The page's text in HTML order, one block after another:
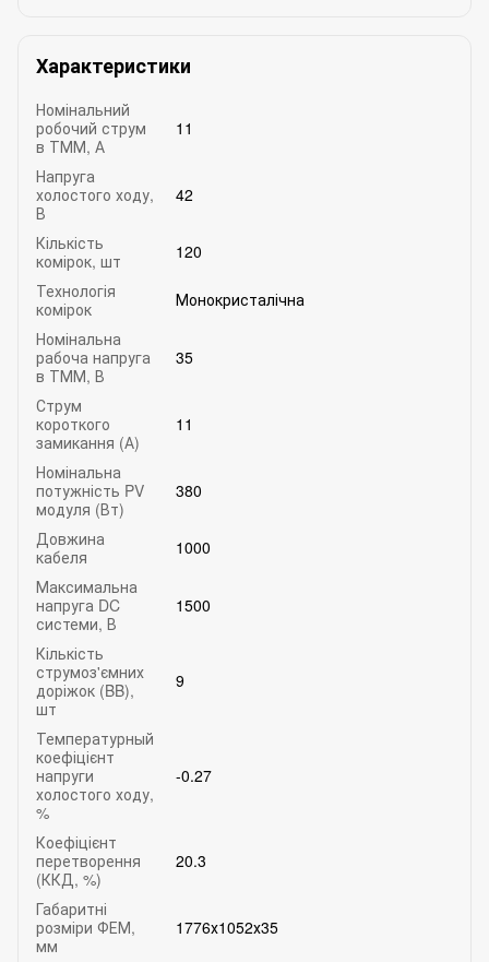
Характеристики
Номінальний
робочий струм
в ТММ, А
11
Напруга
холостого ходу,
В
42
Кількість
комірок, шт
120
Технологія
комірок
Монокристалічна
Номінальна
рабоча напруга
в ТММ, В
35
Струм
короткого
замикання (А)
11
Номінальна
потужність PV
модуля (Вт)
380
Довжина
кабеля
1000
Максимальна
напруга DC
системи, В
1500
Кількість
струмоз'ємних
доріжок (BB),
шт
9
Температурный
коефіцієнт
напруги
холостого ходу,
%
-0.27
Коефіцієнт
перетворення
(ККД, %)
20.3
Габаритні
розміри ФЕМ,
мм
1776х1052х35